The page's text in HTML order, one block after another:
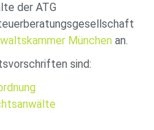
der ATG
München an.
sind: